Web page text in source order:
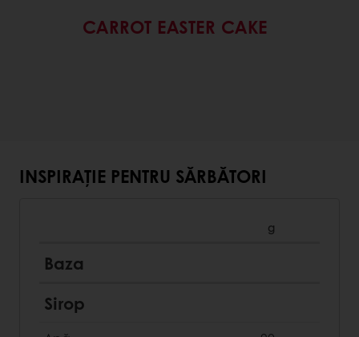
CARROT EASTER CAKE
INSPIRAȚIE PENTRU SĂRBĂTORI
g
Baza
Sirop